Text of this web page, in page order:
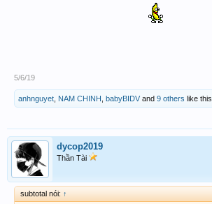
5/6/19
anhnguyet NAM CHINH babyBIDV and 9 others like this.
dycop2019
Thần Tài
subtotal nói: ↑